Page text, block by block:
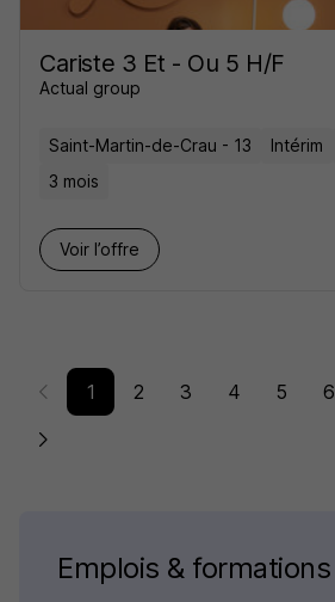
Cariste 3 Et - Ou 5 H/F
Actual group
Saint-Martin-de-Crau - 13 Intérim
3 mois
Voir l’offre
1 2 3 4 5 6
Emplois & formations